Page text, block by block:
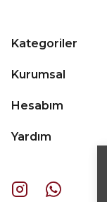
Kategoriler
Kurumsal
Hesabım
Yardım